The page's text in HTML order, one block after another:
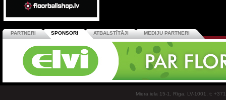
PARTNERI SPONSORI ATBALSTĪTĀJI MEDIJU PARTNERI
Miera iela 15-1, Rīga, LV-1001, t: